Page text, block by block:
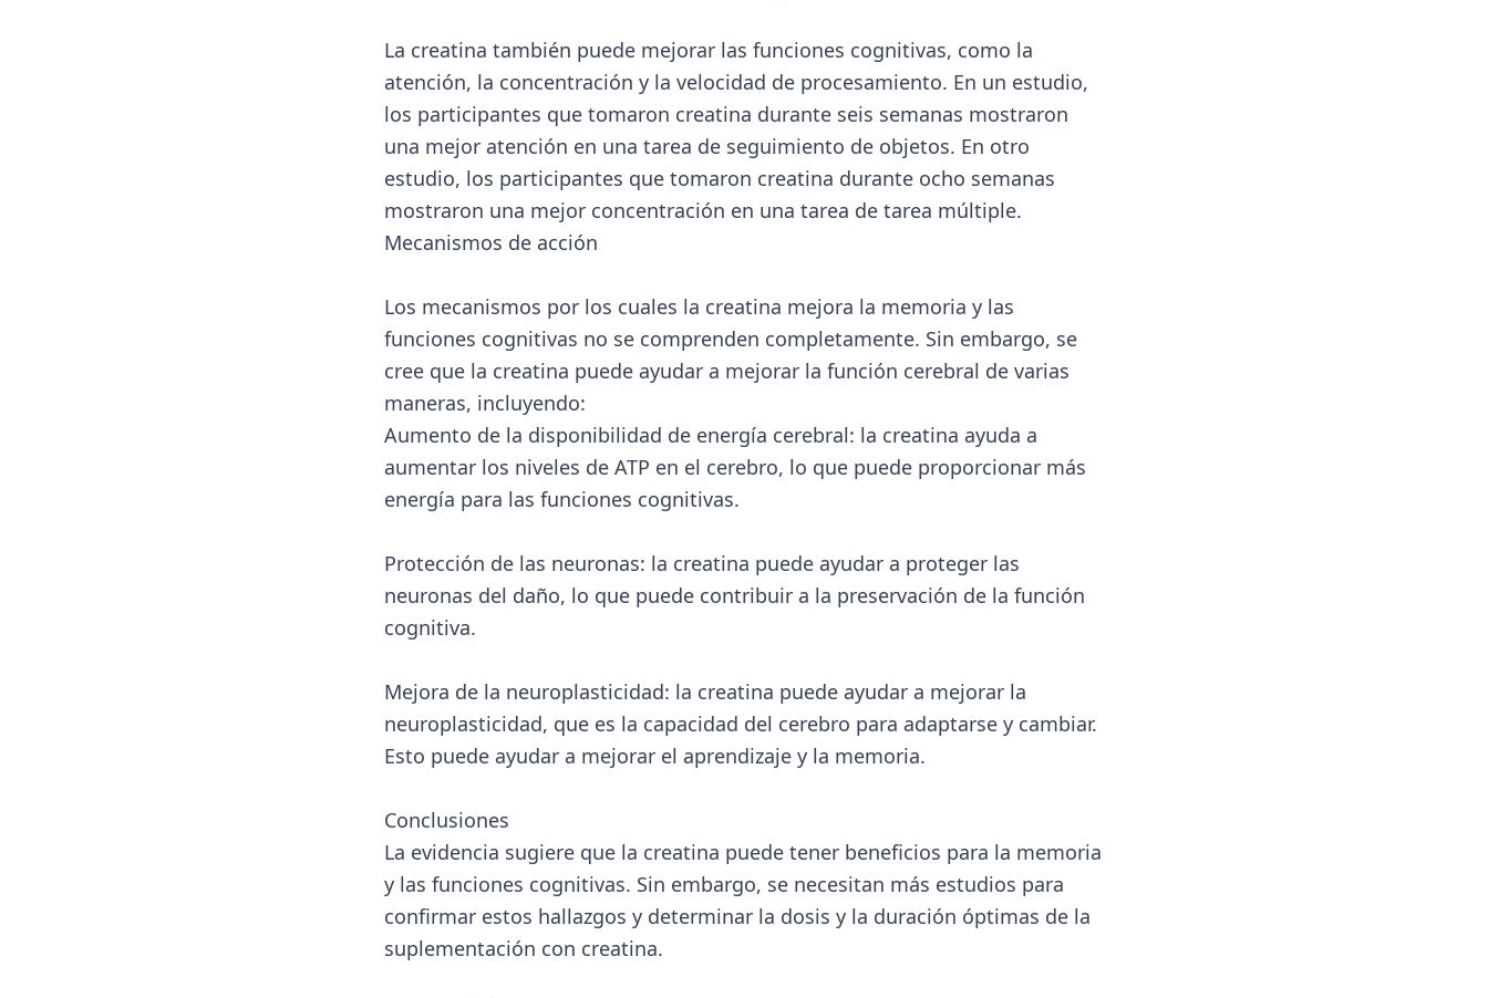
La creatina también puede mejorar las funciones cognitivas, como la
atención, la concentración y la velocidad de procesamiento. En un estudio,
los participantes que tomaron creatina durante seis semanas mostraron
una mejor atención en una tarea de seguimiento de objetos. En otro
estudio, los participantes que tomaron creatina durante ocho semanas
mostraron una mejor concentración en una tarea de tarea múltiple.
Mecanismos de acción
Los mecanismos por los cuales la creatina mejora la memoria y las
funciones cognitivas no se comprenden completamente. Sin embargo, se
cree que la creatina puede ayudar a mejorar la función cerebral de varias
maneras, incluyendo:
Aumento de la disponibilidad de energía cerebral: la creatina ayuda a
aumentar los niveles de ATP en el cerebro, lo que puede proporcionar más
energía para las funciones cognitivas.
Protección de las neuronas: la creatina puede ayudar a proteger las
neuronas del daño, lo que puede contribuir a la preservación de la función
cognitiva.
Mejora de la neuroplasticidad: la creatina puede ayudar a mejorar la
neuroplasticidad, que es la capacidad del cerebro para adaptarse y cambiar.
Esto puede ayudar a mejorar el aprendizaje y la memoria.
Conclusiones
La evidencia sugiere que la creatina puede tener beneficios para la memoria
y las funciones cognitivas. Sin embargo, se necesitan más estudios para
confirmar estos hallazgos y determinar la dosis y la duración óptimas de la
suplementación con creatina.